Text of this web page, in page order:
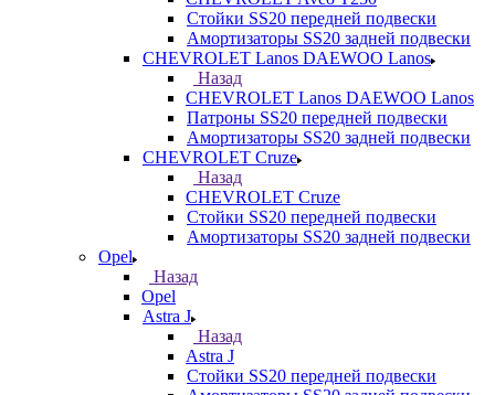
Стойки SS20 передней подвески
Амортизаторы SS20 задней подвески
CHEVROLET Lanos DAEWOO Lanos
Назад
CHEVROLET Lanos DAEWOO Lanos
Патроны SS20 передней подвески
Амортизаторы SS20 задней подвески
CHEVROLET Cruze
Назад
CHEVROLET Cruze
Стойки SS20 передней подвески
Амортизаторы SS20 задней подвески
Opel
Назад
Opel
Astra J
Назад
Astra J
Стойки SS20 передней подвески